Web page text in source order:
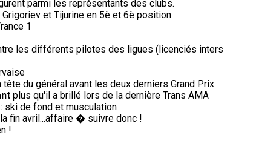
parmi les représentants des clubs.
et Tijurine en 5è et 6è position
1
les différents pilotes des ligues (licenciés inters
du général avant les deux derniers Grand Prix.
plus qu'il a brillé lors de la dernière Trans AMA
ski de fond et musculation
fin avril...affaire � suivre donc !
!